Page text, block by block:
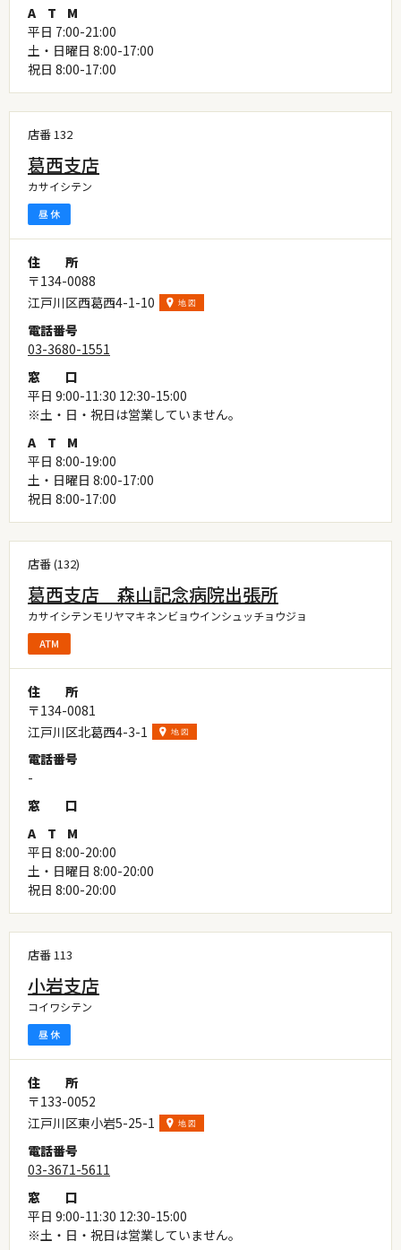
A
T
M
平日 7:00-21:00
土・日曜日 8:00-17:00
祝日 8:00-17:00
店番 132
葛西支店
カサイシテン
住
所
〒134-0088
江戸川区西葛西4-1-10
電話番号
03-3680-1551
窓
口
平日 9:00-11:30 12:30-15:00
※土・日・祝日は営業していません。
A
T
M
平日 8:00-19:00
土・日曜日 8:00-17:00
祝日 8:00-17:00
店番 (132)
葛西支店 森山記念病院出張所
カサイシテンモリヤマキネンビョウインシュッチョウジョ
住
所
〒134-0081
江戸川区北葛西4-3-1
電話番号
-
窓
口
A
T
M
平日 8:00-20:00
土・日曜日 8:00-20:00
祝日 8:00-20:00
店番 113
小岩支店
コイワシテン
住
所
〒133-0052
江戸川区東小岩5-25-1
電話番号
03-3671-5611
窓
口
平日 9:00-11:30 12:30-15:00
※土・日・祝日は営業していません。